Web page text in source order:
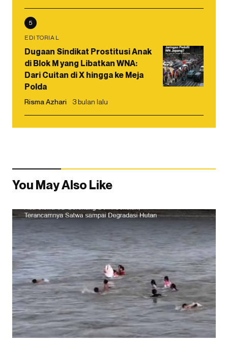
5
EDITORIAL
Dugaan Sindikat Prostitusi Anak
di Blok M yang Libatkan WNA:
Dari Cuitan di X hingga ke Meja
Polda
Risma Azhari 3 bulan lalu
You May Also Like